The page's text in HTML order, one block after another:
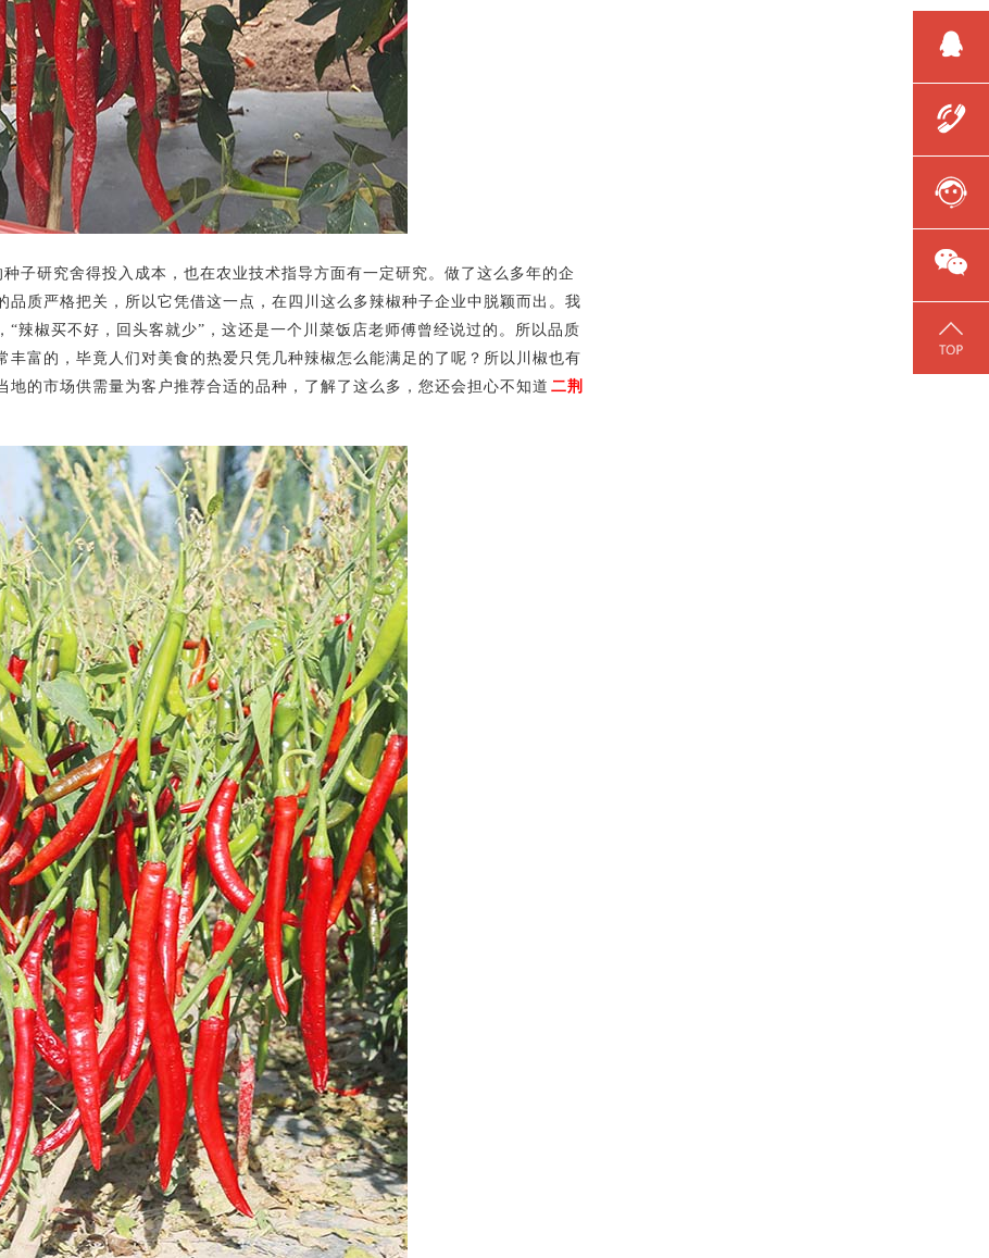
子研究舍得投入成本，也在农业技术指导方面有一定研究。做了这么多年的企
质严格把关，所以它凭借这一点，在四川这么多辣椒种子企业中脱颖而出。我
辣椒买不好，回头客就少”，这还是一个川菜饭店老师傅曾经说过的。所以品质
富的，毕竟人们对美食的热爱只凭几种辣椒怎么能满足的了呢？所以川椒也有
的市场供需量为客户推荐合适的品种，了解了这么多，您还会担心不知道 二荆